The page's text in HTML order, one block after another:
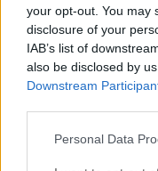
your opt-out. You may
disclosure of your
IAB’s list of
also be disclosed by
Downstream
Personal Data
Nos encantaría
Si tienes alguna